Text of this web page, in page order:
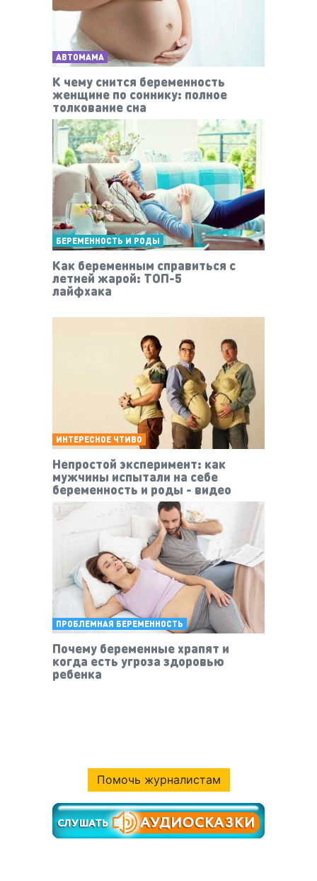
АВТОМАМА
К чему снится беременность
женщине по соннику: полное
толкование сна
БЕРЕМЕННОСТЬ И РОДЫ
Как беременным справиться с
летней жарой: ТОП-5
лайфхака
ИНТЕРЕСНОЕ ЧТИВО
Непростой эксперимент: как
мужчины испытали на себе
беременность и роды - видео
ПРОБЛЕМНАЯ БЕРЕМЕННОСТЬ
Почему беременные храпят и
когда есть угроза здоровью
ребенка
Помочь журналистам